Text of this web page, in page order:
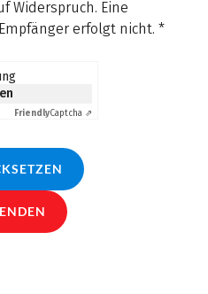
Widerspruch. Eine
erfolgt nicht. *
FriendlyCaptcha ⇗